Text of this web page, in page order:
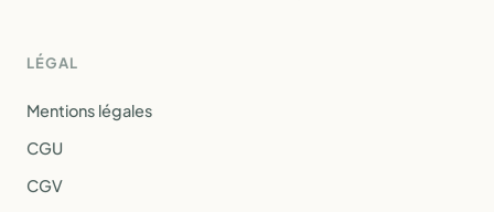
LÉGAL
Mentions légales
CGU
CGV